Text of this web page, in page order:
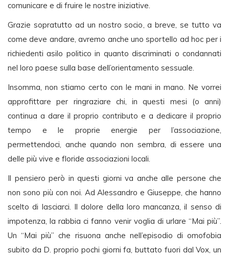
comunicare e di fruire le nostre iniziative.
Grazie sopratutto ad un nostro socio, a breve, se tutto va
come deve andare, avremo anche uno sportello ad hoc per i
richiedenti asilo politico in quanto discriminati o condannati
nel loro paese sulla base dell’orientamento sessuale.
Insomma, non stiamo certo con le mani in mano. Ne vorrei
approfittare per ringraziare chi, in questi mesi (o anni)
continua a dare il proprio contributo e a dedicare il proprio
tempo e le proprie energie per l’associazione,
permettendoci, anche quando non sembra, di essere una
delle più vive e floride associazioni locali.
Il pensiero però in questi giorni va anche alle persone che
non sono più con noi. Ad Alessandro e Giuseppe, che hanno
scelto di lasciarci. Il dolore della loro mancanza, il senso di
impotenza, la rabbia ci fanno venir voglia di urlare “Mai più”.
Un “Mai più” che risuona anche nell’episodio di omofobia
subito da D. proprio pochi giorni fa, buttato fuori dal Vox, un